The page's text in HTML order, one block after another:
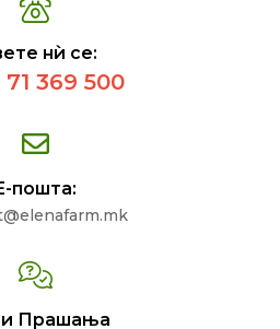
нѝ се:
71 369 500
пошта:
Прашања